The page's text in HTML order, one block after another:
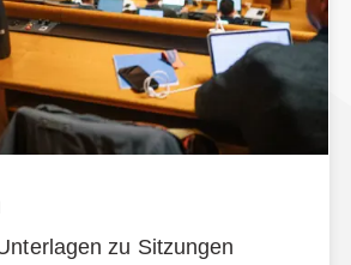
zu Sitzungen